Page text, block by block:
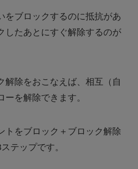
をブロックするのに抵抗があ
したあとにすぐ解除するのが
解除をおこなえば、相互（自
を解除できます。
トをブロック＋ブロック解除
テップです。